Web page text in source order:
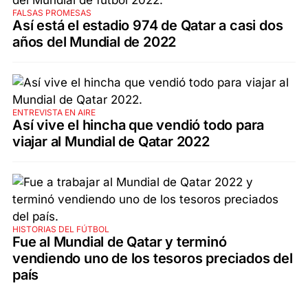
FALSAS PROMESAS
Así está el estadio 974 de Qatar a casi dos
años del Mundial de 2022
ENTREVISTA EN AIRE
Así vive el hincha que vendió todo para
viajar al Mundial de Qatar 2022
HISTORIAS DEL FÚTBOL
Fue al Mundial de Qatar y terminó
vendiendo uno de los tesoros preciados del
país